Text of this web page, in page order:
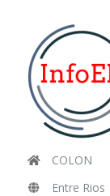
COLON
Entre Rios